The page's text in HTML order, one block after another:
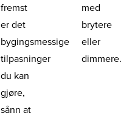
fremst
er det
bygingsmessige
tilpasninger
du kan
gjøre,
sånn at
med
brytere
eller
dimmere.